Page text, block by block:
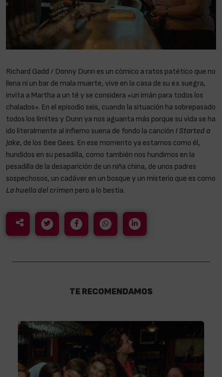
Richard Gadd / Donny Dunn es un cómico a ratos patético que no
llena ni un bar de mala muerte, vive en la casa de su ex suegra,
invita a Martha a un té y se considera «un imán para todos los
chalados». En el episodio seis, cuando la situación ha sobrepasado
todos los límites y Dunn ya nos aguanta más porque su vida se ha
ido literalmente al infierno suena de fondo la canción I Started a
Jake, de los Bee Gees. En ese momento ya estamos como él,
hundidos en su pesadilla, como también nos hundimos en la
pesadilla de la desaparición de un niña china, de unos padres
sospechosos, un cadáver en un bosque y un misterio que es como
La huella del crimen pero a lo bestia.
TE RECOMENDAMOS